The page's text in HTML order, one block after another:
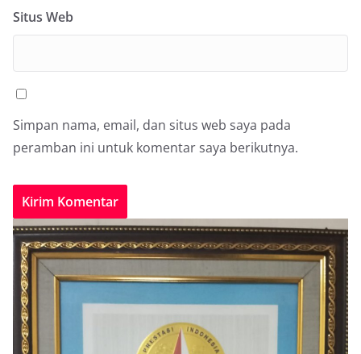
Situs Web
Simpan nama, email, dan situs web saya pada
peramban ini untuk komentar saya berikutnya.